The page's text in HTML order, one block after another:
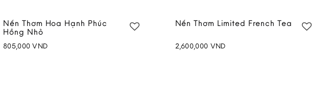
Nến Thơm Hoa Hạnh Phúc
Hồng Nhỏ
805,000VND
Nến Thơm Limited French Tea
2,600,000 VND